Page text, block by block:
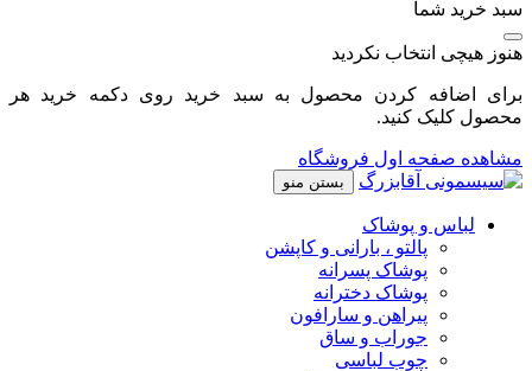
سبد خرید شما
هنوز هیچی انتخاب نکردید
برای اضافه کردن محصول به سبد خرید روی دکمه خرید هر
محصول کلیک کنید.
مشاهده صفحه اول فروشگاه
بستن منو
لباس و پوشاک
پالتو ، بارانی و کاپشن
پوشاک پسرانه
پوشاک دخترانه
پیراهن و سارافون
جوراب و ساق
چوب لباسی